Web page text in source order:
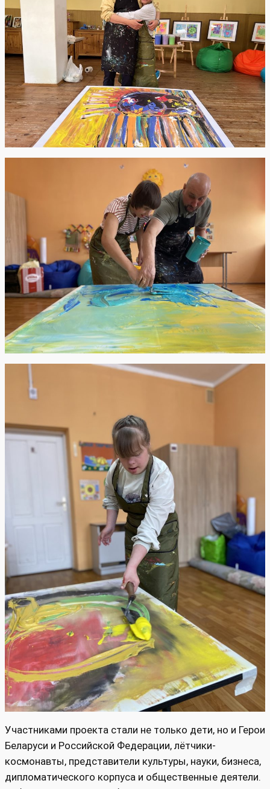
Участниками проекта стали не только дети, но и Герои
Беларуси и Российской Федерации, лётчики-
космонавты, представители культуры, науки, бизнеса,
дипломатического корпуса и общественные деятели.